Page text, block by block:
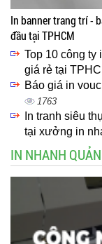
In banner trang trí -
đầu tại TPHCM
Top 10 công ty
giá rẻ tại
Báo giá in
1763
In tranh siêu
tại xưởng in
IN NHANH